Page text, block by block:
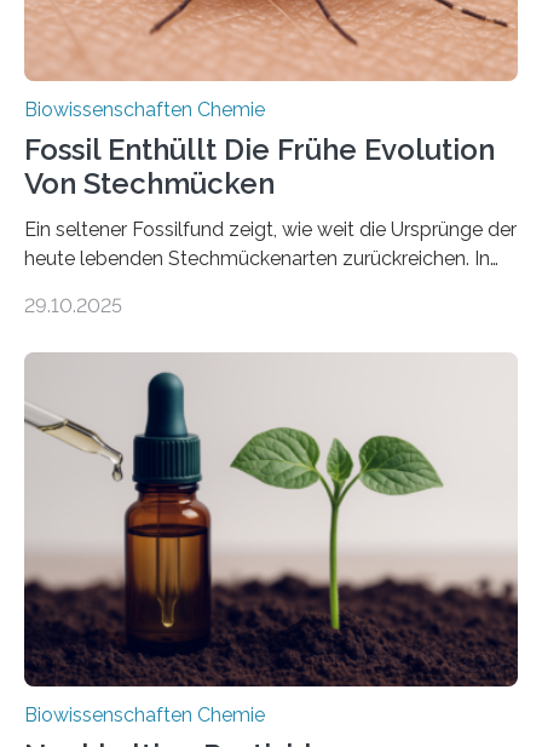
Biowissenschaften Chemie
Fossil Enthüllt Die Frühe Evolution
Von Stechmücken
Ein seltener Fossilfund zeigt, wie weit die Ursprünge der
heute lebenden Stechmückenarten zurückreichen. In
Forschende die bisher älteste bekannte Stechmücken-
Region Kachin in Myanmar und hat sich in
ausgezeichnetem Zustand erhalten. Es konnte als neue
Art einer neuen Gattung beschrieben werden und trägt
nun den Namen Cretosabethes primaevus. Dieser erste
fossile Nachweis einer Stechmückenlarve in Bernstein
stellt gleichzeitig den ersten Fossilfund einer
Mückenlarve aus dem Mesozoikum dar, denn…
29.10.2025
Biowissenschaften Chemie